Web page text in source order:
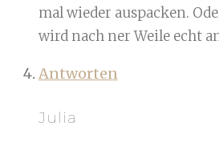
mal wieder auspacken.
wird nach ner Weile echt
Antworten
Julia